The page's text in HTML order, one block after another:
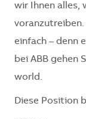
wir Ihnen alles,
einfach – denn
bei ABB gehen
world.
Diese Position